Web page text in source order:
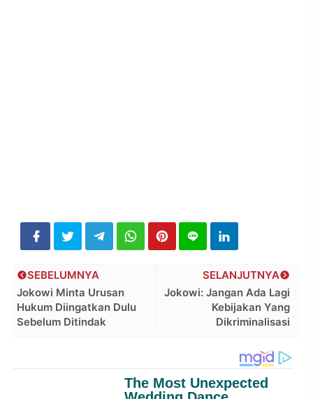
SELANJUTNYA
Jokowi: Jangan Ada Lagi
Kebijakan Yang
Dikriminalisasi
SEBELUMNYA
Jokowi Minta Urusan
Hukum Diingatkan Dulu
Sebelum Ditindak